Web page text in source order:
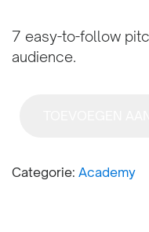
7 easy-to-follow
audience.
Categorie: Academy